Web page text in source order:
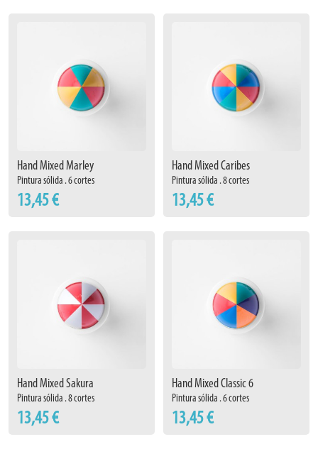
Hand Mixed Marley
Pintura sólida . 6 cortes
13,45 €
Hand Mixed Caribes
Pintura sólida . 8 cortes
13,45 €
Hand Mixed Sakura
Pintura sólida . 8 cortes
13,45 €
Hand Mixed Classic 6
Pintura sólida . 6 cortes
13,45 €